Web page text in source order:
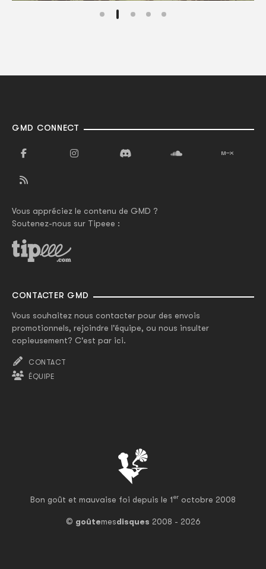
Bon goût et mauvaise foi depuis le 1er octobre 2008
© goûtemesdisques 2008 - 2026
GMD CONNECT
Vous appréciez le contenu de GMD ?
Soutenez-nous sur Tipeee :
CONTACTER GMD
Vous souhaitez nous contacter pour des envois
promotionnels, rejoindre l'équipe, ou nous insulter
copieusement? C'est par ici.
CONTACT
ÉQUIPE